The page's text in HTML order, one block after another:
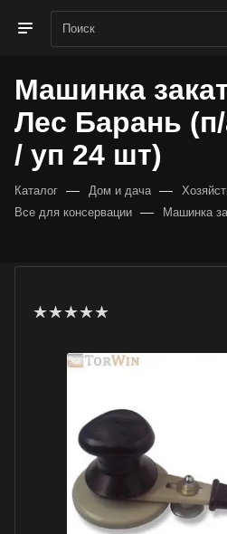
Машинка
Лес Барань
/ уп 24 шт)
Каталог — Дом и дача —
Все для консервации — Машинка